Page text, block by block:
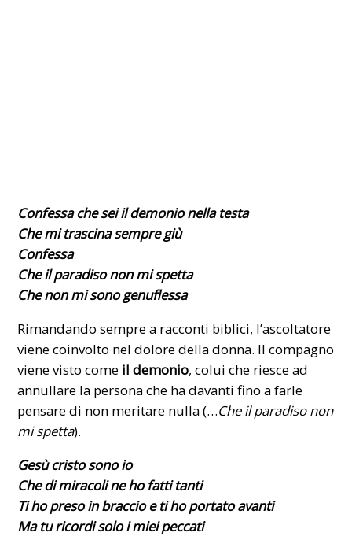
Confessa che sei il demonio nella testa
Che mi trascina sempre giù
Confessa
Che il paradiso non mi spetta
Che non mi sono genuflessa
Rimandando sempre a racconti biblici, l’ascoltatore
viene coinvolto nel dolore della donna. Il compagno
viene visto come il demonio, colui che riesce ad
annullare la persona che ha davanti fino a farle
pensare di non meritare nulla (…Che il paradiso non
mi spetta).
Gesù cristo sono io
Che di miracoli ne ho fatti tanti
Ti ho preso in braccio e ti ho portato avanti
Ma tu ricordi solo i miei peccati